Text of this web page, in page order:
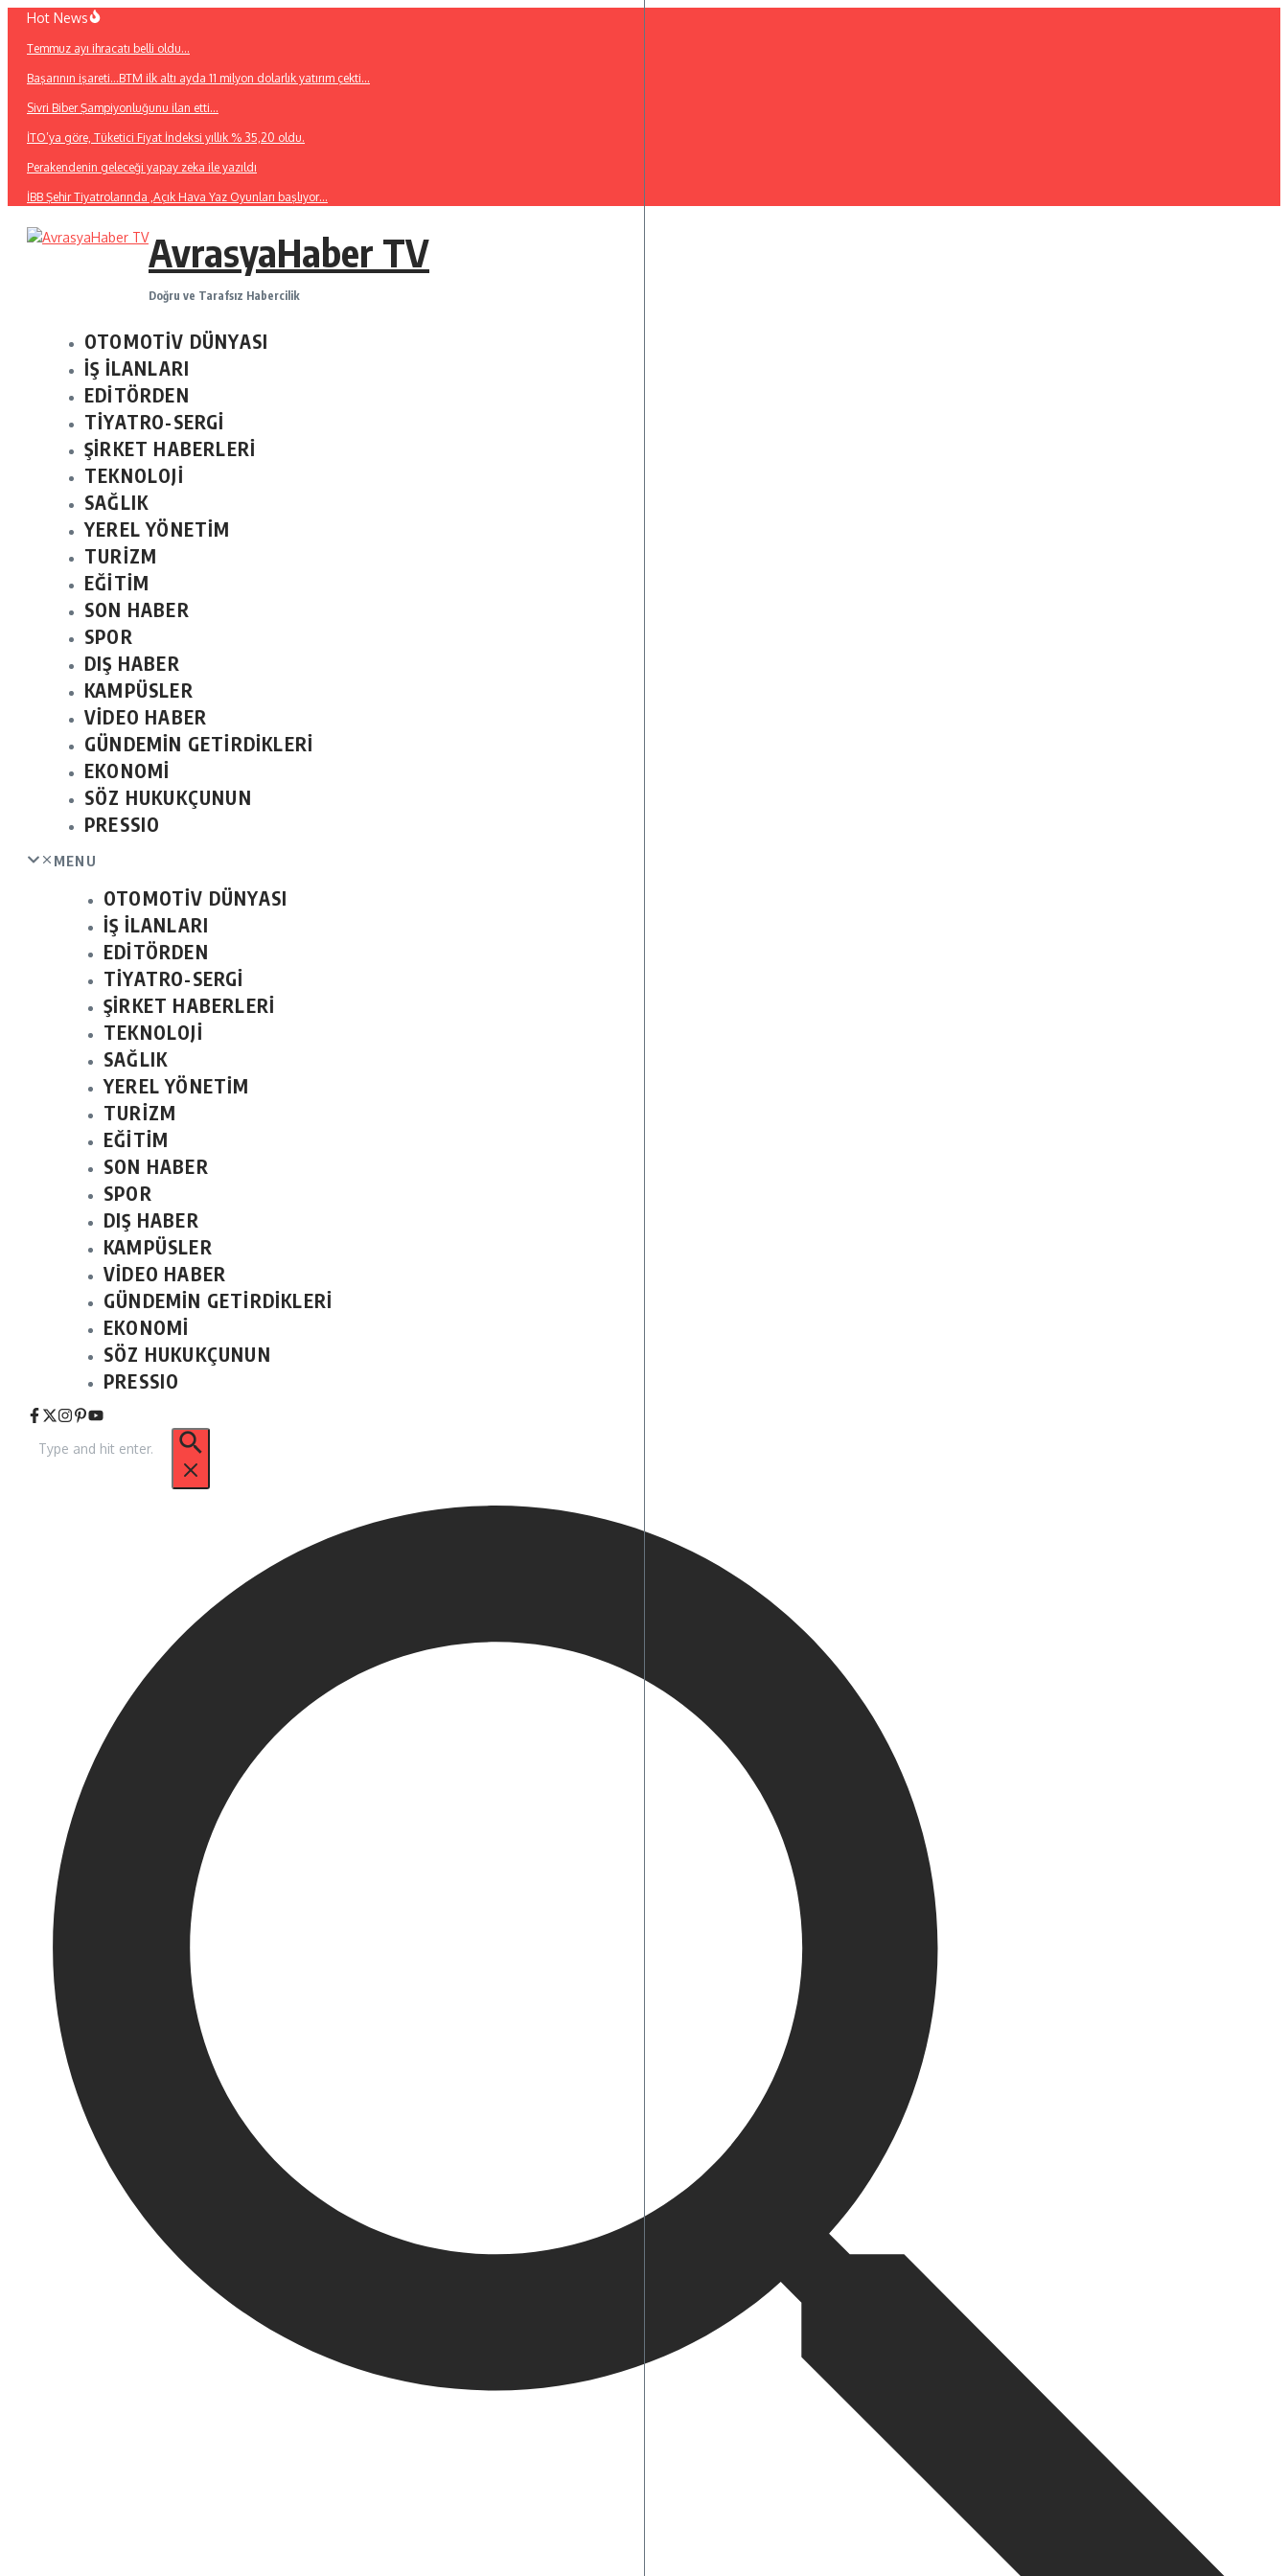
İçeriğe
Hot News
Temmuz ayı ihracatı belli oldu…
Başarının işareti…BTM ilk altı ayda 11 milyon dolarlık yatırım çekti…
Sivri Biber Şampiyonluğunu ilan etti…
İTO’ya göre, Tüketici Fiyat İndeksi yıllık % 35,20 oldu.
Perakendenin geleceği yapay zeka ile yazıldı
İBB Şehir Tiyatrolarında ,Açık Hava Yaz Oyunları başlıyor…
AvrasyaHaber TV
Doğru ve Tarafsız Habercilik
OTOMOTİV DÜNYASI
İŞ İLANLARI
EDİTÖRDEN
TİYATRO-SERGİ
ŞİRKET HABERLERİ
TEKNOLOJİ
SAĞLIK
YEREL YÖNETİM
TURİZM
EĞİTİM
SON HABER
SPOR
DIŞ HABER
KAMPÜSLER
VİDEO HABER
GÜNDEMİN GETİRDİKLERİ
EKONOMİ
SÖZ HUKUKÇUNUN
PRESSIO
MENU
OTOMOTİV DÜNYASI
İŞ İLANLARI
EDİTÖRDEN
TİYATRO-SERGİ
ŞİRKET HABERLERİ
TEKNOLOJİ
SAĞLIK
YEREL YÖNETİM
TURİZM
EĞİTİM
SON HABER
SPOR
DIŞ HABER
KAMPÜSLER
VİDEO HABER
GÜNDEMİN GETİRDİKLERİ
EKONOMİ
SÖZ HUKUKÇUNUN
PRESSIO